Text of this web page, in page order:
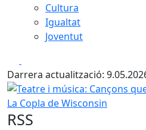
Cultura
Igualtat
Joventut
Darrera actualització:
Teatre i música: Cançons que
RSS